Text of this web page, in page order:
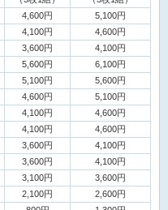
4,600円
5,100円
4,100円
4,600円
3,600円
4,100円
5,600円
6,100円
5,100円
5,600円
4,600円
5,100円
4,100円
4,600円
4,100円
4,600円
3,600円
4,100円
3,600円
4,100円
3,100円 3,600円
2,100円
2,600円